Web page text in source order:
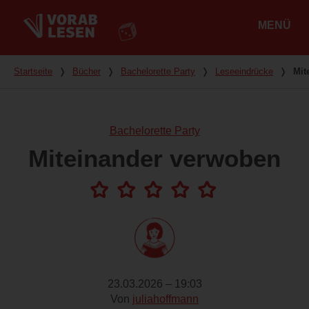
MENÜ
Du bist hier
Startseite ❭ Bücher ❭ Bachelorette Party ❭ Leseeindrücke ❭
Bachelorette Party
Miteinander verwoben
23.03.2026 – 19:03
Von juliahoffmann